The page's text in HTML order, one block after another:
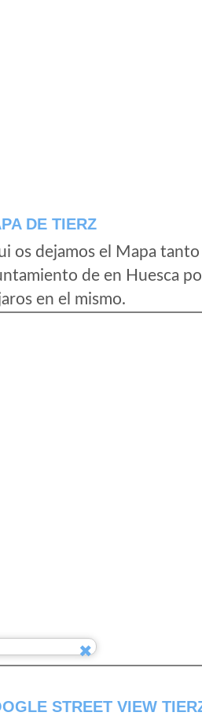
DE TIERZ
os dejamos el Mapa
de en Huesca
en el mismo.
STREET VIEW